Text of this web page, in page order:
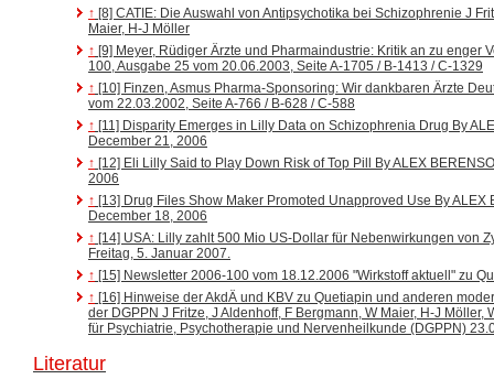
↑ [8] CATIE: Die Auswahl von Antipsychotika bei Schizophrenie J
Maier, H-J Möller
↑ [9] Meyer, Rüdiger Ärzte und Pharmaindustrie: Kritik an zu enger
100, Ausgabe 25 vom 20.06.2003, Seite A-1705 / B-1413 / C-1329
↑ [10] Finzen, Asmus Pharma-Sponsoring: Wir dankbaren Ärzte
vom 22.03.2002, Seite A-766 / B-628 / C-588
↑ [11] Disparity Emerges in Lilly Data on Schizophrenia Drug By
December 21, 2006
↑ [12] Eli Lilly Said to Play Down Risk of Top Pill By ALEX
2006
↑ [13] Drug Files Show Maker Promoted Unapproved Use By ALEX
December 18, 2006
↑ [14] USA: Lilly zahlt 500 Mio US-Dollar für Nebenwirkungen von
Freitag, 5. Januar 2007.
↑ [15] Newsletter 2006-100 vom 18.12.2006 "Wirkstoff aktuell" zu
↑ [16] Hinweise der AkdÄ und KBV zu Quetiapin und anderen
der DGPPN J Fritze, J Aldenhoff, F Bergmann, W Maier, H-J Möller,
für Psychiatrie, Psychotherapie und Nervenheilkunde (DGPPN)
Literatur